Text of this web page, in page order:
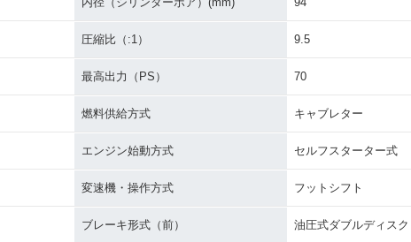
圧縮比（:1） 9.5
最高出力（PS） 70
燃料供給方式 キャブレター
エンジン始動方式 セルフスターター式
変速機・操作方式 フットシフト
ブレーキ形式（前） 油圧式ダブルディスク